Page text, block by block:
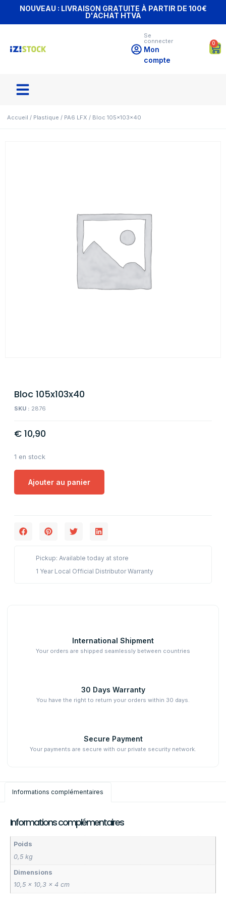
NOUVEAU : LIVRAISON GRATUITE À PARTIR DE 100€
D'ACHAT HTVA
Se
connecter
Mon
compte
0
Accueil / Plastique / PA6 LFX / Bloc 105x103x40
Bloc 105x103x40
SKU : 2876
€ 10,90
1 en stock
Ajouter au panier
Pickup: Available today at store
1 Year Local Official Distributor Warranty
International Shipment
Your orders are shipped seamlessly between countries
30 Days Warranty
You have the right to return your orders within 30 days.
Secure Payment
Your payments are secure with our private security network.
Informations complémentaires
Informations complémentaires
Poids
0,5 kg
Dimensions
10,5 × 10,3 × 4 cm